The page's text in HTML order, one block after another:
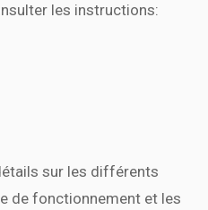
les instructions:
sur les différents
de fonctionnement et les